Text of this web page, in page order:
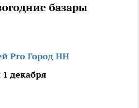
базары
Pro Город НН
декабря